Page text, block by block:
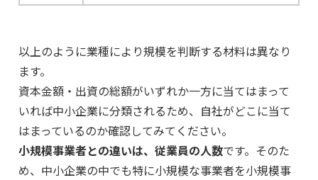
以上のように業種により規模を判断する材料は異なり
ます。
資本金額・出資の総額がいずれか一方に当てはまって
いれば中小企業に分類されるため、自社がどこに当て
はまっているのか確認してみてください。
小規模事業者との違いは、従業員の人数です。そのた
め、中小企業の中でも特に小規模な事業者を小規模事